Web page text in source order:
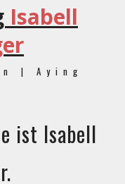
Isabell
| Aying
ist Isabell